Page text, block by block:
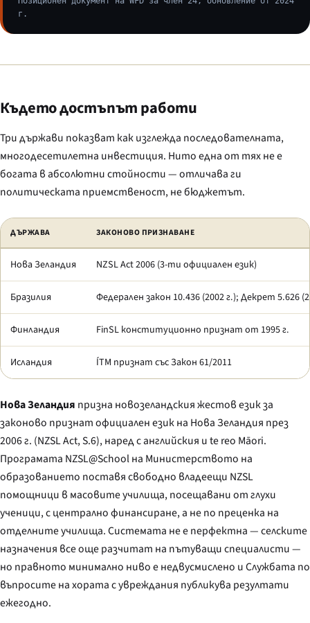
г.
Където достъпът работи
Три държави показват как изглежда последователната,
многодесетилетна инвестиция. Нито една от тях не е
богата в абсолютни стойности — отличава ги
политическата приемственост, не бюджетът.
Сравнение на държави с работещи системи за образование на глухи.
ДЪРЖАВА ЗАКОНОВО ПРИЗНАВАНЕ
Нова Зеландия NZSL Act 2006 (3-ти официален език)
Бразилия Федерален закон 10.436 (2002 г.); Декрет 5.626
Финландия FinSL конституционно признат от 1995 г.
Исландия ÍTM признат със Закон 61/2011
Нова Зеландия призна новозеландския жестов език за
законово признат официален език на Нова Зеландия през
2006 г. (NZSL Act, S.6), наред с английския и te reo Māori.
Програмата NZSL@School на Министерството на
образованието поставя свободно владеещи NZSL
помощници в масовите училища, посещавани от глухи
ученици, с централно финансиране, а не по преценка на
отделните училища. Системата не е перфектна — селските
назначения все още разчитат на пътуващи специалисти —
но правното минимално ниво е недвусмислено и Службата по
въпросите на хората с увреждания публикува резултати
ежегодно.